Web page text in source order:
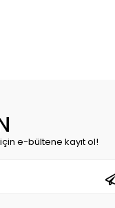
e-bültene kayıt ol!